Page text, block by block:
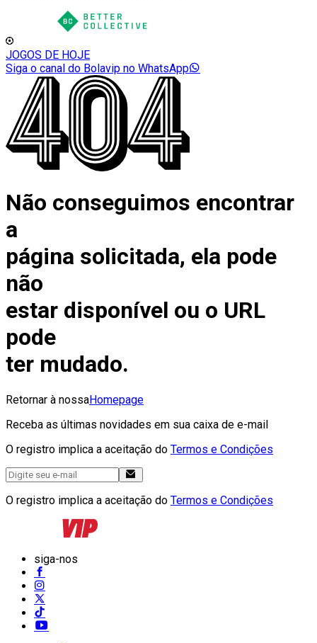
JOGOS DE HOJE
Siga o canal do Bolavip no WhatsApp
Não conseguimos encontrar
a
página solicitada, ela pode
não
estar disponível ou o URL
pode
ter mudado.
Retornar à nossaHomepage
Receba as últimas novidades em sua caixa de e-mail
O registro implica a aceitação do Termos e Condições
O registro implica a aceitação do Termos e Condições
siga-nos